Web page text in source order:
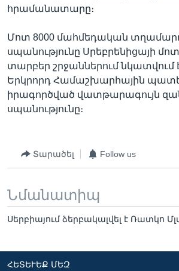
հրամանատարը։
Մոտ 8000 մահմեդական
սպանությունը Սրեբրենիցայի
տարբեր շրջաններում նկատվում
Երկրորդ Համաշխարհային
իրագործված վատթարագույն
սպանությունը։
Տարածել Follow us
Նմանատիպ
Սերբիայում ձերբակալվել է Ռատկո
ՀԵՏԵՒԵՔ ՄԵԶ